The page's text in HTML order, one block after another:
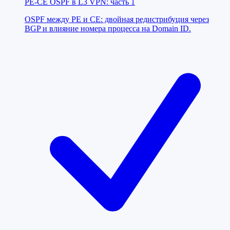
OSPF между PE и CE: двойная редистрибуция через
BGP и влияние номера процесса на Domain ID.